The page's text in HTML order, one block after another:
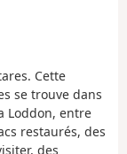
Cette
se trouve dans
Loddon, entre
restaurés, des
des